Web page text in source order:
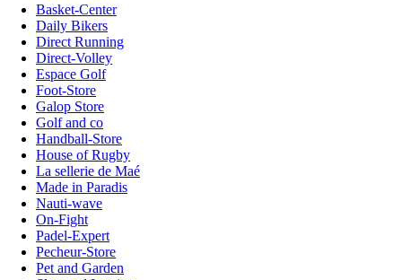
Basket-Center
Daily Bikers
Direct Running
Direct-Volley
Espace Golf
Foot-Store
Galop Store
Golf and co
Handball-Store
House of Rugby
La sellerie de Maé
Made in Paradis
Nauti-wave
On-Fight
Padel-Expert
Pecheur-Store
Pet and Garden